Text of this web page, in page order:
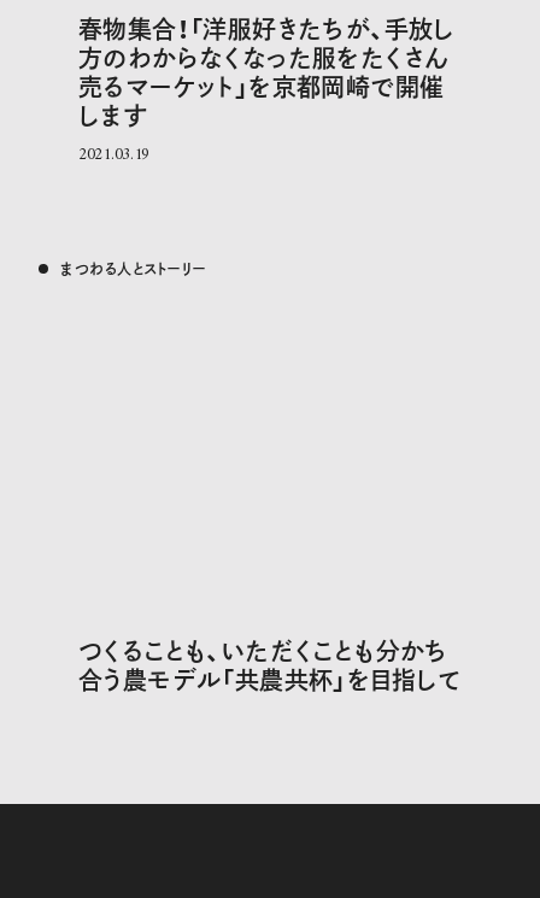
春物集合！「洋服好きたちが、手放し
方のわからなくなった服をたくさん
売るマーケット」を京都岡崎で開催
します
2021.03.19
まつわる人とストーリー
つくることも、いただくことも分かち
合う農モデル「共農共杯」を目指して